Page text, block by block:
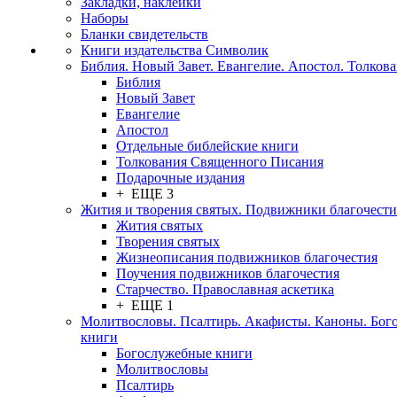
Наборы
Бланки свидетельств
Книги издательства Символик
Библия. Новый Завет. Евангелие. Апостол.
Библия
Новый Завет
Евангелие
Апостол
Отдельные библейские книги
Толкования Священного Писания
Подарочные издания
+ ЕЩЕ 3
Жития и творения святых. Подвижники
Жития святых
Творения святых
Жизнеописания подвижников благочестия
Поучения подвижников благочестия
Старчество. Православная аскетика
+ ЕЩЕ 1
Молитвословы. Псалтирь. Акафисты. Каноны.
книги
Богослужебные книги
Молитвословы
Псалтирь